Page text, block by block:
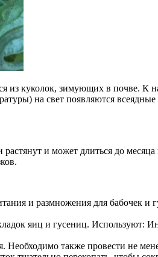
из куколок, зимующих в почве.
на свет появляются
и может длиться до
и размножения для бабочек
яиц и гусениц. Используют:
также провести не